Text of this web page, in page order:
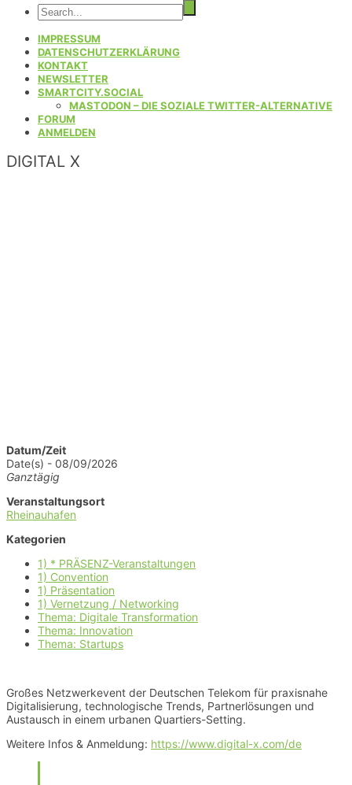
IMPRESSUM
DATENSCHUTZERKLÄRUNG
KONTAKT
NEWSLETTER
SMARTCITY.SOCIAL
MASTODON – DIE SOZIALE TWITTER-ALTERNATIVE
FORUM
ANMELDEN
DIGITAL X
Datum/Zeit
Date(s) - 08/09/2026
Ganztägig
Veranstaltungsort
Rheinauhafen
Kategorien
1) * PRÄSENZ-Veranstaltungen
1) Convention
1) Präsentation
1) Vernetzung / Networking
Thema: Digitale Transformation
Thema: Innovation
Thema: Startups
Großes Netzwerkevent der Deutschen Telekom für praxisnahe
Digitalisierung, technologische Trends, Partnerlösungen und
Austausch in einem urbanen Quartiers-Setting.
Weitere Infos & Anmeldung: https://www.digital-x.com/de